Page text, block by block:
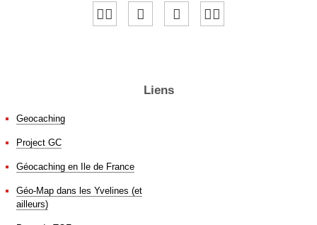
Liens
Geocaching
Project GC
Géocaching en Ile de France
Géo-Map dans les Yvelines (et
ailleurs)